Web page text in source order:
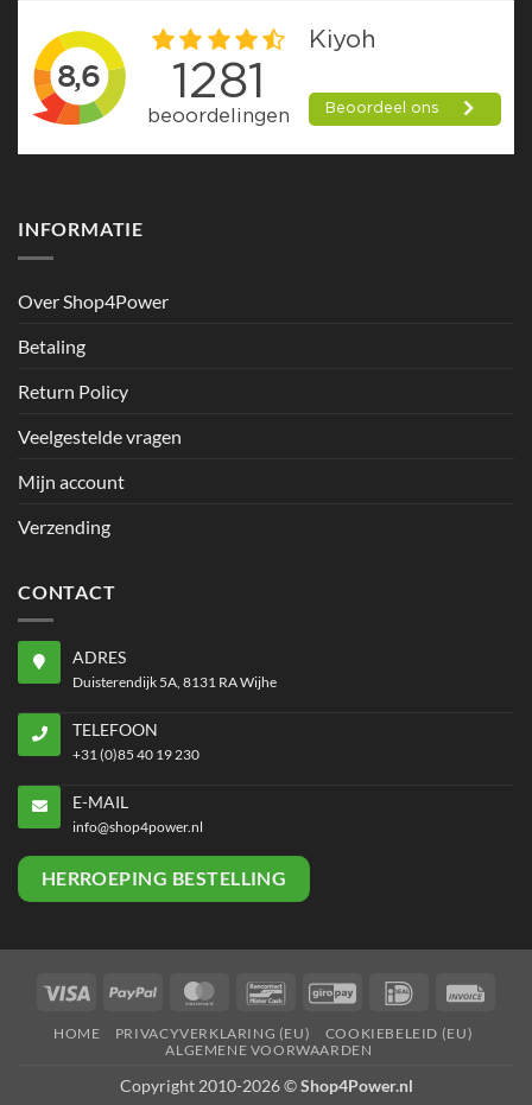
INFORMATIE
Over Shop4Power
Betaling
Return Policy
Veelgestelde vragen
Mijn account
Verzending
CONTACT
ADRES
Duisterendijk 5A, 8131 RA Wijhe
TELEFOON
+31 (0)85 40 19 230
E-MAIL
info@shop4power.nl
HERROEPING BESTELLING
Visa PayPal MasterCardBancontactGiroPay IDeal
HOME PRIVACYVERKLARING (EU)
COOKIEBELEID (EU)
ALGEMENE VOORWAARDEN
Copyright 2010-2026 ©Shop4Power.nl